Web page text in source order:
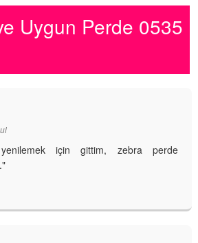
Uygun Perde 0535
için gittim, zebra perde